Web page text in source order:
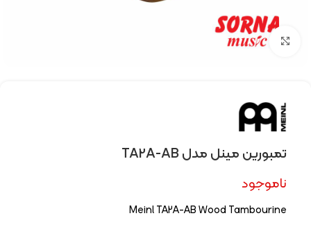
Click to enlarge
تمبورین مینل مدل TA2A-AB
ناموجود
Meinl TA2A-AB Wood Tambourine